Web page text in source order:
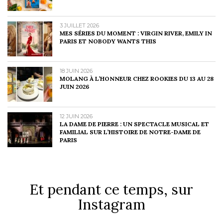
3 JUILLET 2026
MES SÉRIES DU MOMENT : VIRGIN RIVER, EMILY IN
PARIS ET NOBODY WANTS THIS
18 JUIN 2026
MOLANG À L’HONNEUR CHEZ ROOKIES DU 13 AU 28
JUIN 2026
12 JUIN 2026
LA DAME DE PIERRE : UN SPECTACLE MUSICAL ET
FAMILIAL SUR L’HISTOIRE DE NOTRE-DAME DE
PARIS
Et pendant ce temps, sur
Instagram